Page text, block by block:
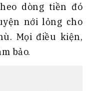
dòng tiền đó
nới lỏng cho
Mọi điều kiện,
bảo.